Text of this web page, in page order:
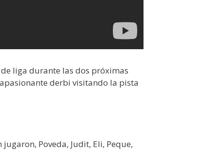
liga durante las dos próximas
derbi visitando la pista
Poveda, Judit, Eli, Peque,